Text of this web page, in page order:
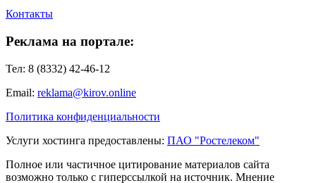
Контакты
Реклама на портале:
Тел: 8 (8332) 42-46-12
Email: reklama@kirov.online
Политика конфиденциальности
Услуги хостинга предоставлены: ПАО "Ростелеком"
Полное или частичное цитирование материалов сайта
возможно только с гиперссылкой на источник. Мнение